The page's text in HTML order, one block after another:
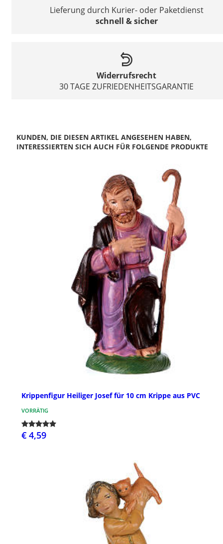
Lieferung durch Kurier- oder Paketdienst
schnell & sicher
Widerrufsrecht
30 TAGE ZUFRIEDENHEITSGARANTIE
KUNDEN, DIE DIESEN ARTIKEL ANGESEHEN HABEN,
INTERESSIERTEN SICH AUCH FÜR FOLGENDE PRODUKTE
Krippenfigur Heiliger Josef für 10 cm Krippe aus PVC
VORRÄTIG
€ 4,59